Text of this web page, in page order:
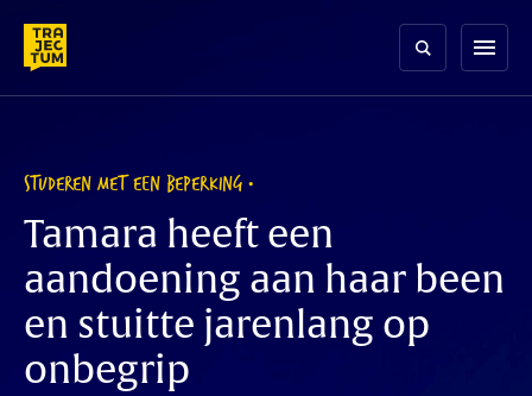
content
menu
STUDEREN MET EEN BEPERKING
Tamara heeft een
aandoening aan haar been
en stuitte jarenlang op
onbegrip